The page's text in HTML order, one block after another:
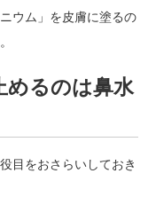
ウム」を皮膚に塗るの
めるのは鼻水
目をおさらいしておき